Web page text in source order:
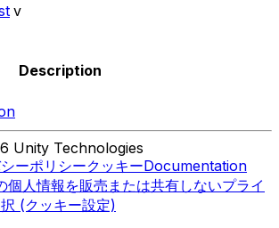
v
Description
Unity Technologies
ーポリシークッキーDocumentation
個人情報を販売または共有しないプライ
(クッキー設定)